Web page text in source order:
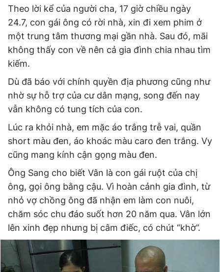
chép dưới mọi hình thức nếu không có sự chấp thuận bằng văn
bản. Phát triển bởi ePi Technologies, JSC.
Theo lời kể của người cha, 17 giờ chiều ngày
24.7, con gái ông có rời nhà, xin đi xem phim ở
một trung tâm thương mại gần nhà. Sau đó, mãi
không thấy con về nên cả gia đình chia nhau tìm
kiếm.
Dù đã báo với chính quyền địa phương cũng như
nhờ sự hỗ trợ của cư dân mạng, song đến nay
vẫn không có tung tích của con.
Lúc ra khỏi nhà, em mặc áo trắng trễ vai, quần
short màu đen, áo khoác màu caro đen trắng. Vy
cũng mang kính cận gọng màu đen.
Ông Sang cho biết Vân là con gái ruột của chị
ông, gọi ông bằng cậu. Vì hoàn cảnh gia đình, từ
nhỏ vợ chồng ông đã nhận em làm con nuôi,
chăm sóc chu đáo suốt hơn 20 năm qua. Vân lớn
lên xinh đẹp nhưng bị câm điếc, có chút “khờ”.